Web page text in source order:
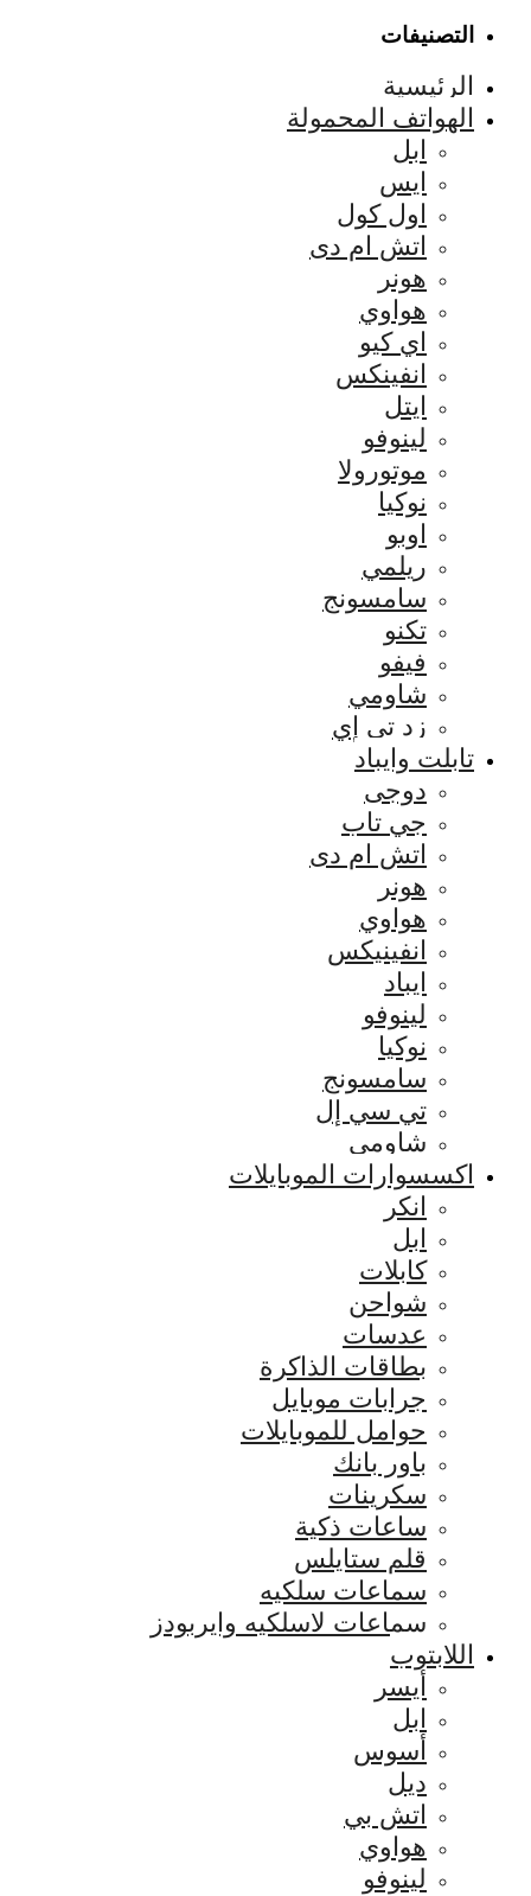
التصنيفات
الرئيسية
الهواتف المحمولة
ابل
ايس
اول كول
اتش ام دى
هونر
هواوي
اي كيو
انفينكس
ايتل
لينوفو
موتورولا
نوكيا
اوبو
ريلمي
سامسونج
تكنو
فيفو
شاومي
زد تي إي
تابلت وايباد
دوجى
جي تاب
اتش ام دى
هونر
هواوي
انفينيكس
ايباد
لينوفو
نوكيا
سامسونج
تي سي إل
شاومي
اكسسوارات الموبايلات
انكر
ابل
كابلات
شواحن
عدسات
بطاقات الذاكرة
جرابات موبايل
حوامل للموبايلات
باور بانك
سكرينات
ساعات ذكية
قلم ستايلس
سماعات سلكيه
سماعات لاسلكيه وايربودز
اللابتوب
أيسر
ابل
أسوس
ديل
اتش بي
هواوي
لينوفو